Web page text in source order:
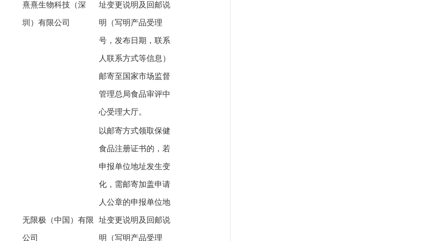
熹熹生物科技（深
圳）有限公司
址变更说明及回邮说
明（写明产品受理
号，发布日期，联系
人联系方式等信息）
邮寄至国家市场监督
管理总局食品审评中
心受理大厅。
无限极（中国）有限
公司
以邮寄方式领取保健
食品注册证书的，若
申报单位地址发生变
化，需邮寄加盖申请
人公章的申报单位地
址变更说明及回邮说
明（写明产品受理